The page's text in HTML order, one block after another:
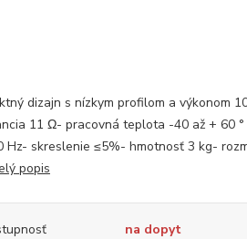
dizajn s nízkym profilom a výkonom
11 Ω- pracovná teplota -40 až + 60
Hz- skreslenie ≤5%- hmotnosť 3 kg-
popis
na dopyt